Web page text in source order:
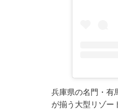
兵庫県の名門・有
が揃う大型リゾー